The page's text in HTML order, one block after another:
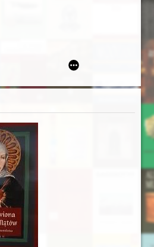
mieszczaństwa w 2. poł. XIX w
z rodu Ślązaka